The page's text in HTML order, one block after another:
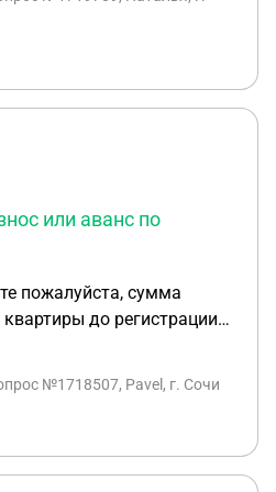
или аванс по
до регистрации
покупателя за минусом
сделки если это явно не
указано в договоре купли-продажи? Спасибо!
№1718507, Pavel, г. Сочи